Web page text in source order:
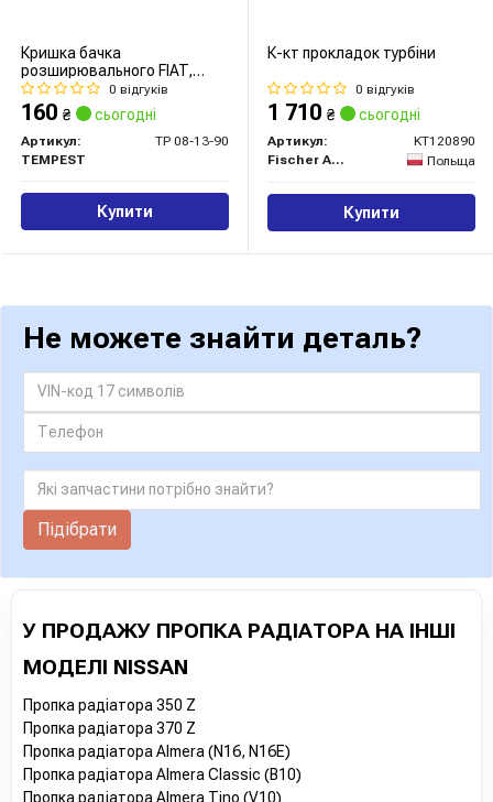
Кришка бачка
розширювального FIAT,
HONDA, RENAULT
(TEMPEST)
0 відгуків
160 ₴ сьогодні
Артикул:
TP 08-13-90
TEMPEST
Купити
К-кт прокладок турбіни
0 відгуків
1 710 ₴ сьогодні
Артикул:
KT120890
Fischer Automotive One (FA1)
Польща
Купити
Не можете знайти деталь?
Підібрати
У ПРОДАЖУ ПРОПКА РАДІАТОРА НА ІНШІ
МОДЕЛІ NISSAN
Пропка радіатора 350 Z
Пропка радіатора 370 Z
Пропка радіатора Almera (N16, N16E)
Пропка радіатора Almera Classic (B10)
Пропка радіатора Almera Tino (V10)